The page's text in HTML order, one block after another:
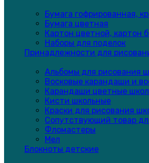
Бумага гофрированная,
Бумага цветная
Картон цветной, картон
Наборы для поделок
Принадлежности для
Альбомы для рисования
Восковые карандаши и
Карандаши цветные
Кисти школьные
Краски для рисования
Сопутствующий товар
Фломастеры
Мел
Блокноты детские